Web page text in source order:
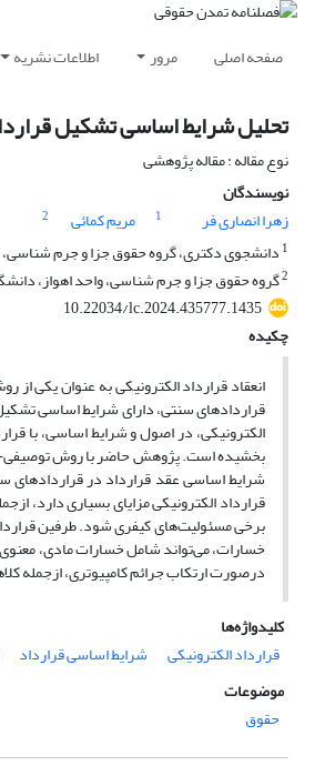
صفحه اصلی مرور اطلاعات نشریه
تحلیل شرایط اساسی تشکیل
نوع مقاله : مقاله پژوهشی
نویسندگان
زهرا انصاری فر
1 مریم کمائی
2
1 دانشجوی دکتری، گروه حقوق جزا و جرم شناسی،
2گروه حقوق جزا و جرم شناسی، واحد اهواز،
10.22034/lc.2024.435777.1435
چکیده
انعقاد قرارداد الکترونیکی به عنوان یکی
قراردادهای سنتی، دارای شرایط اساسی
الکترونیکی، در اصول و شرایط اساسی، با
بخشیده است. پژوهش حاضر با روش توصیفی-
شرایط اساسی عقد قرارداد در قراردادهای
قرارداد الکترونیکی مزایای بسیاری دارد،
برخی مسئولیت‌های کیفری شود. طرفین
خسارات، می‌تواند شامل خسارات مادی،
درصورت ارتکاب جرائم کامپیوتری، ازجمله
کلیدواژه‌ها
قرارداد الکترونیکی
شرایط اساسی قرارداد
موضوعات
حقوق